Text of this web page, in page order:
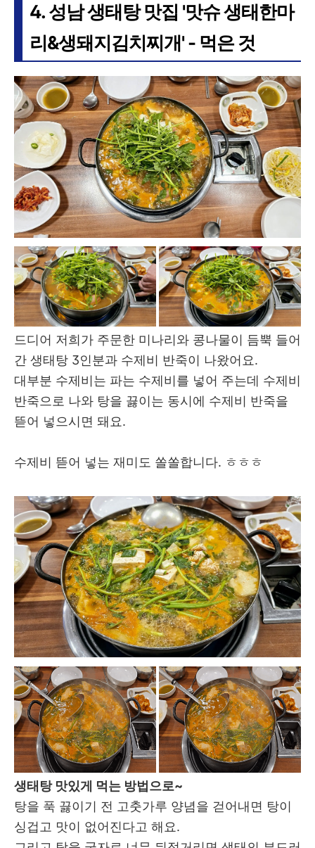
4. 성남 생태탕 맛집 '맛슈 생태한마
리&생돼지김치찌개' - 먹은 것
드디어 저희가 주문한 미나리와 콩나물이 듬뿍 들어
간 생태탕 3인분과 수제비 반죽이 나왔어요.
대부분 수제비는 파는 수제비를 넣어 주는데 수제비
반죽으로 나와 탕을 끓이는 동시에 수제비 반죽을
뜯어 넣으시면 돼요.
수제비 뜯어 넣는 재미도 쏠쏠합니다. ㅎㅎㅎ
생태탕 맛있게 먹는 방법으로~
탕을 푹 끓이기 전 고춧가루 양념을 걷어내면 탕이
싱겁고 맛이 없어진다고 해요.